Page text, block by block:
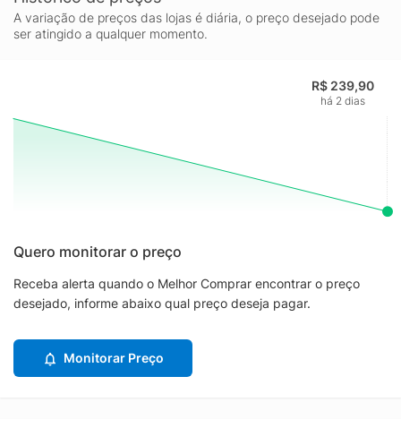
A variação de preços das lojas é diária, o preço desejado pode
ser atingido a qualquer momento.
R$ 239,90
há 2 dias
Quero monitorar o preço
Receba alerta quando o Melhor Comprar encontrar o preço
desejado, informe abaixo qual preço deseja pagar.
Monitorar Preço